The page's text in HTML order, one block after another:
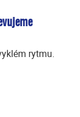
rytmu.